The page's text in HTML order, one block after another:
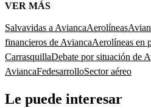
VER MÁS
Salvavidas a AviancaAerolíneas
financieros de AviancaAerolíneas en
CarrasquillaDebate por situación de
AviancaFedesarrolloSector aéreo
Le puede interesar